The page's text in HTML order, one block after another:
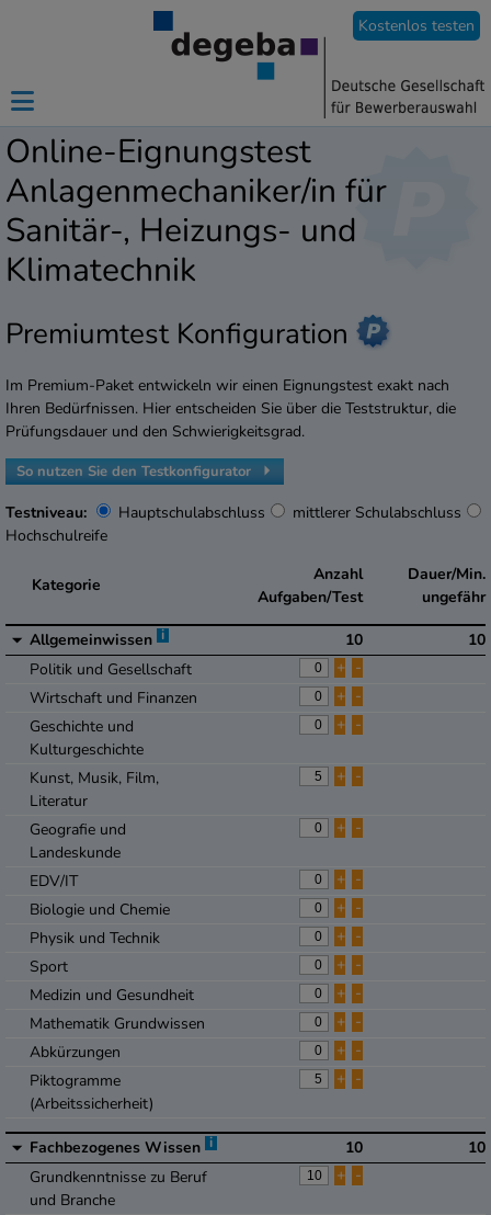
Kostenlos testen
Online-Eignungstest
Anlagenmechaniker/in für
Sanitär-, Heizungs- und
Klimatechnik
Premiumtest Konfiguration
Im Premium-Paket entwickeln wir einen Eignungstest exakt nach
Ihren Bedürfnissen. Hier entscheiden Sie über die Teststruktur, die
Prüfungsdauer und den Schwierigkeitsgrad.
So nutzen Sie den Testkonfigurator
Testniveau: Hauptschulabschluss
mittlerer Schulabschluss
Hochschulreife
Kategorie
Anzahl
Aufgaben/Test
Dauer/Min.
ungefähr
Allgemeinwissen i 10
10
Politik und Gesellschaft
+ -
Wirtschaft und Finanzen
+ -
Geschichte und
Kulturgeschichte
+ -
Kunst, Musik, Film,
Literatur
+ -
Geografie und
Landeskunde
+ -
EDV/IT + -
Biologie und Chemie
+ -
Physik und Technik
+ -
Sport
+ -
Medizin und Gesundheit
+ -
Mathematik Grundwissen
+ -
Abkürzungen
+ -
Piktogramme
(Arbeitssicherheit)
+ -
Fachbezogenes Wissen i 10
10
Grundkenntnisse zu Beruf
und Branche
+ -